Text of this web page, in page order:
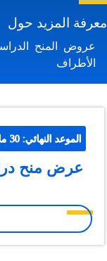
المزيد حول
عروض المنح
الأطراف
الموعد النهائي: 30 ماي 2025
عرض منح